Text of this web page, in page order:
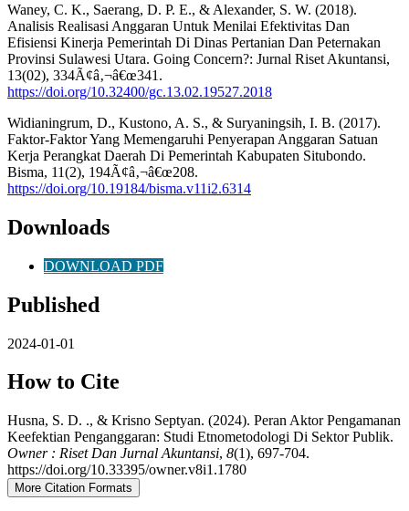
Waney, C. K., Saerang, D. P. E., & Alexander, S. W. (2018).
Analisis Realisasi Anggaran Untuk Menilai Efektivitas Dan
Efisiensi Kinerja Pemerintah Di Dinas Pertanian Dan Peternakan
Provinsi Sulawesi Utara. Going Concern?: Jurnal Riset Akuntansi,
13(02), 334Ã¢â‚¬â€œ341.
https://doi.org/10.32400/gc.13.02.19527.2018
Widianingrum, D., Kustono, A. S., & Suryaningsih, I. B. (2017).
Faktor-Faktor Yang Memengaruhi Penyerapan Anggaran Satuan
Kerja Perangkat Daerah Di Pemerintah Kabupaten Situbondo.
Bisma, 11(2), 194Ã¢â‚¬â€œ208.
https://doi.org/10.19184/bisma.v11i2.6314
Downloads
DOWNLOAD PDF
Published
2024-01-01
How to Cite
Husna, S. D. ., & Krisno Septyan. (2024). Peran Aktor Pengamanan
Keefektian Penganggaran: Studi Etnometodologi Di Sektor Publik.
Owner : Riset Dan Jurnal Akuntansi, 8(1), 697-704.
https://doi.org/10.33395/owner.v8i1.1780
More Citation Formats